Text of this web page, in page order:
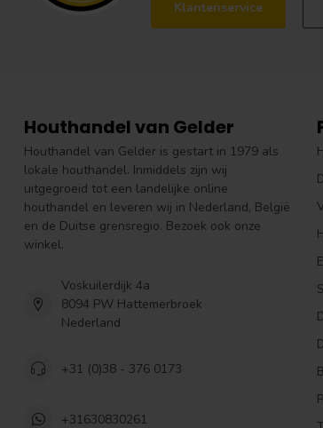
Klantenservice
Houthandel van Gelder
Houthandel van Gelder is gestart in 1979 als
lokale houthandel. Inmiddels zijn wij
uitgegroeid tot een landelijke online
houthandel en leveren wij in Nederland, België
en de Duitse grensregio. Bezoek ook onze
winkel.
Voskuilerdijk 4a
8094 PW Hattemerbroek
Nederland
+31 (0)38 - 376 0173
+31630830261